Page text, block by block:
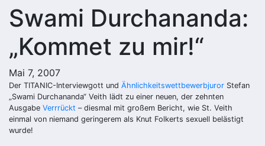
Swami Durchananda:
„Kommet zu mir!“
Mai 7, 2007
Der TITANIC-Interviewgott und Ähnlichkeitswettbewerbjuror Stefan
„Swami Durchananda“ Veith lädt zu einer neuen, der zehnten
Ausgabe Verrrückt – diesmal mit großem Bericht, wie St. Veith
einmal von niemand geringerem als Knut Folkerts sexuell belästigt
wurde!